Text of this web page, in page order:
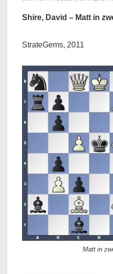
Shire, David – Matt in
StrateGems, 2011
Matt in